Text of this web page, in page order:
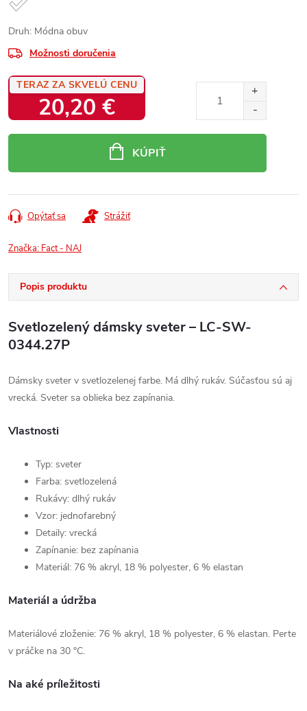
Druh: Módna obuv
Možnosti doručenia
TERAZ ZA SKVELÚ CENU
20,20 €
KÚPIŤ
Opýtať sa Strážiť
Značka: Fact - NAJ
Popis produktu
Svetlozelený dámsky sveter – LC-SW-
0344.27P
Dámsky sveter v svetlozelenej farbe. Má dlhý rukáv. Súčasťou sú aj
vrecká. Sveter sa oblieka bez zapínania.
Vlastnosti
Typ: sveter
Farba: svetlozelená
Rukávy: dlhý rukáv
Vzor: jednofarebný
Detaily: vrecká
Zapínanie: bez zapínania
Materiál: 76 % akryl, 18 % polyester, 6 % elastan
Materiál a údržba
Materiálové zloženie: 76 % akryl, 18 % polyester, 6 % elastan. Perte
v práčke na 30 °C.
Na aké príležitosti